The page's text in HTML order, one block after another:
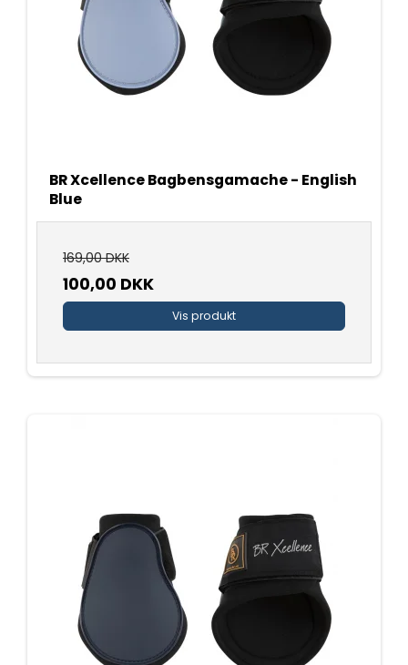
BR Xcellence Bagbensgamache - English
Blue
169,00 DKK
100,00 DKK
Vis produkt